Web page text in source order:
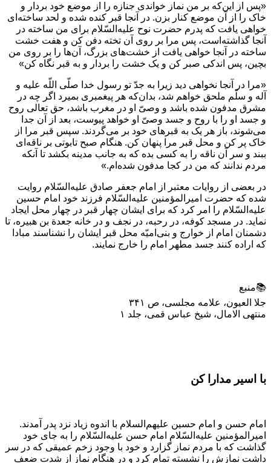
«پس از این‌که بر من نماز خواندی جنازه را از موضع خود بردار و
خاک را از آن موضع کنار بزن. در آنجا قبر کنده شده و لحد ساخته‌ای
خواهی یافت که پدرم حضرت نوح علیه‌السّلام برای من ساخته در
آنجا گذاشته‌است، پس مرا بر روی آن تخته دفن کن و هفت خشت
ساخته در آنجا خواهی یافت از خشت‌های بزرگ، آن‌ها را بر روی من
بچین، پس اندکی صبر کن و یک خشت را بردار و به قبر نگاه کن»
«مرا در آنجا نخواهی دید زیرا به جدّ تو رسول خدا صلّی اللّه علیه و
آله و سلّم ملحق خواهم شد، بدان‌که هر پیغمبری بمیرد اگر چه در
مشرق مدفون شده باشد و وصیّ او در مغرب باشد، حق تعالی روح
و جسد او را با روح و جسد وصیّ او خواهد پیوست، بعد از آن جدا
می‌‏شوند، باز هر یک به قبرهای خود بر می‌گردند. سپس قبر مرا از
خاک پر کن و محل قبر مرا پنهان کن. هنگام صبح تابوتی بر ناقه‌‏ای
ببند و سر آن ناقه را به کسی بده که به جانب مدینه بکشد تا آنکه
مردم ندانند که من در کجا مدفون شده‏‌ام.»
در بعضی از روایات معتبر از امام جعفر صادق علیه‌السّلام روایت
شده که حضرت امیرالمؤمنین علیه‌السّلام فرزند خود امام حسین
علیه‌السّلام را امر کرد که برای ایشان چهار قبر در چهار محل ایجاد
نماید. در مسجد کوفه، در رحبه، در نجف و در خانه جعدة بن هبیره، تا
دشمنان امام از خوارج و بنی‌امیّه محل قبر ایشان را نشناسند مبادا
که اراده کنند جسد مطهر امام را خارج نمایند.
📚منبع
جلا العیون، علامه مجلسی، ص ۳۴۱
منتهی الامال، شیخ عباس قمی، جلد ۱
با اسیر مدارا کن
امام حسن و امام حسین علیهم‌السلام با اندوه زیاد نزد پدر آمدند.
امیرالمؤمنین علیه‌السّلام امام حسن علیه‌السّلام را به جاى خود
گذاشت که با مردم نماز گزارد و خود با وجود زخم عمیقی که در سر
داشت نمازش را نشسته تمام کرد و در هنگام نماز از شدت ضعف